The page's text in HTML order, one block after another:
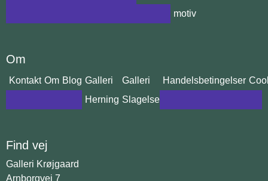
motiv
Om
Kontakt Om Blog Galleri
Herning
Galleri
Slagelse
Handelsbetingelser
Find vej
Galleri Krøjgaard
Arnborgvej 7